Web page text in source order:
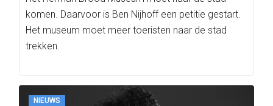
komen. Daarvoor is Ben Nijhoff een petitie gestart.
Het museum moet meer toeristen naar de stad
trekken.
NIEUWS